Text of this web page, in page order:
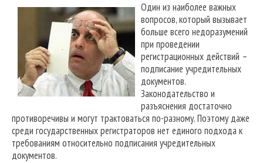
Один из наиболее важных
вопросов, который вызывает
больше всего недоразумений
при проведении
регистрационных действий –
подписание учредительных
документов.
Законодательство и
разъяснения достаточно
противоречивы и могут трактоваться по-разному. Поэтому даже
среди государственных регистраторов нет единого подхода к
требованиям относительно подписания учредительных
документов.